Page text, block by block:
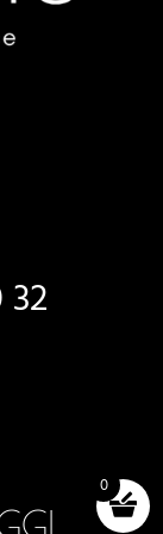
32
0